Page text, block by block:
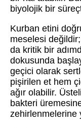
biyolojik bir
Kurban etini
meselesi değildir;
da kritik bir
dokusunda
geçici olarak
pişirilen et hem
ağır olabilir.
bakteri
zehirlenmelerine